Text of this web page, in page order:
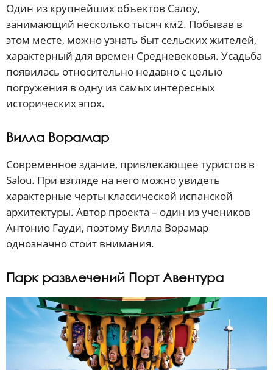
Один из крупнейших объектов Салоу,
занимающий несколько тысяч км2. Побывав в
этом месте, можно узнать быт сельских жителей,
характерный для времен Средневековья. Усадьба
появилась относительно недавно с целью
погружения в одну из самых интересных
исторических эпох.
Вилла Ворамар
Современное здание, привлекающее туристов в
Salou. При взгляде на него можно увидеть
характерные черты классической испанской
архитектуры. Автор проекта – один из учеников
Антонио Гауди, поэтому Вилла Ворамар
однозначно стоит внимания.
Парк развлечений Порт Авентура